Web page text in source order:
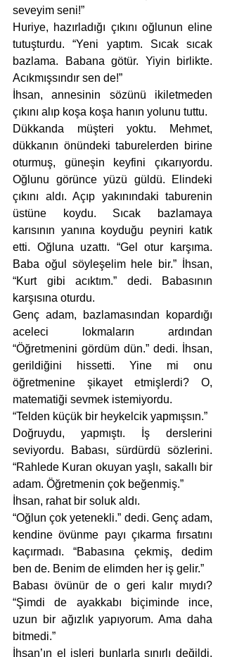
seveyim seni!”
Huriye, hazırladığı çıkını oğlunun eline
tutuşturdu. “Yeni yaptım. Sıcak sıcak
bazlama. Babana götür. Yiyin birlikte.
Acıkmışsındır sen de!”
İhsan, annesinin sözünü ikiletmeden
çıkını alıp koşa koşa hanın yolunu tuttu.
Dükkanda müşteri yoktu. Mehmet,
dükkanın önündeki taburelerden birine
oturmuş, güneşin keyfini çıkarıyordu.
Oğlunu görünce yüzü güldü. Elindeki
çıkını aldı. Açıp yakınındaki taburenin
üstüne koydu. Sıcak bazlamaya
karısının yanına koyduğu peyniri katık
etti. Oğluna uzattı. “Gel otur karşıma.
Baba oğul söyleşelim hele bir.” İhsan,
“Kurt gibi acıktım.” dedi. Babasının
karşısına oturdu.
Genç adam, bazlamasından kopardığı
aceleci lokmaların ardından
“Öğretmenini gördüm dün.” dedi. İhsan,
gerildiğini hissetti. Yine mi onu
öğretmenine şikayet etmişlerdi? O,
matematiği sevmek istemiyordu.
“Telden küçük bir heykelcik yapmışsın.”
Doğruydu, yapmıştı. İş derslerini
seviyordu. Babası, sürdürdü sözlerini.
“Rahlede Kuran okuyan yaşlı, sakallı bir
adam. Öğretmenin çok beğenmiş.”
İhsan, rahat bir soluk aldı.
“Oğlun çok yetenekli.” dedi. Genç adam,
kendine övünme payı çıkarma fırsatını
kaçırmadı. “Babasına çekmiş, dedim
ben de. Benim de elimden her iş gelir.”
Babası övünür de o geri kalır mıydı?
“Şimdi de ayakkabı biçiminde ince,
uzun bir ağızlık yapıyorum. Ama daha
bitmedi.”
İhsan’ın el işleri bunlarla sınırlı değildi.